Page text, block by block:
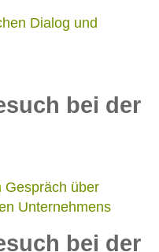
Dialog und
bei der
Gespräch über
Unternehmens
bei der